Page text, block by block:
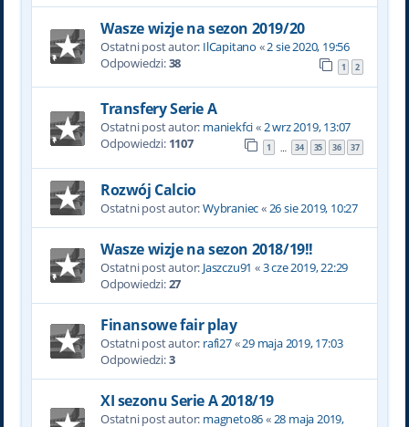
Wasze wizje na sezon 2019/20
Ostatni post autor: IlCapitano «2 sie 2020, 19:56
Odpowiedzi:38 1 2
Transfery Serie A
Ostatni post autor: maniekfci«2 wrz 2019, 13:07
Odpowiedzi: 1107 1 … 34 35 36 37
Rozwój Calcio
Ostatni post autor:Wybraniec«26 sie 2019, 10:27
Wasze wizje na sezon 2018/19!!
Ostatni post autor: Jaszczu91 «3 cze 2019, 22:29
Odpowiedzi:27
Finansowe fair play
Ostatni post autor: rafi27«29 maja 2019, 17:03
Odpowiedzi:3
XI sezonu Serie A 2018/19
Ostatni post autor: magneto86«28 maja 2019,